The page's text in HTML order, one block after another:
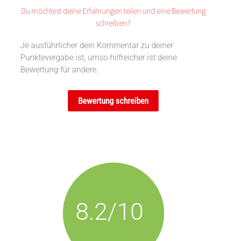
Du möchtest deine Erfahrungen teilen und eine Bewertung
schreiben?
Je ausführlicher dein Kommentar zu deiner
Punktevergabe ist, umso hilfreicher ist deine
Bewertung für andere.
Bewertung schreiben
8.2/10